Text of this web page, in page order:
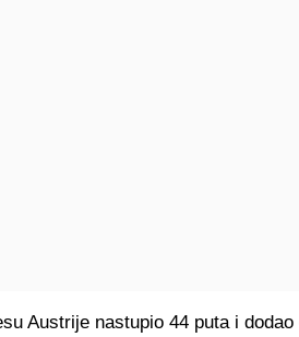
Austrije nastupio 44 puta i